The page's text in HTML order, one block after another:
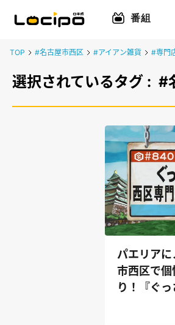
番組
TOP #名古屋市西区 #アイアン雑貨 #専門
選択されているタグ : #
パエリア
市西区で個
り！『ぐっ